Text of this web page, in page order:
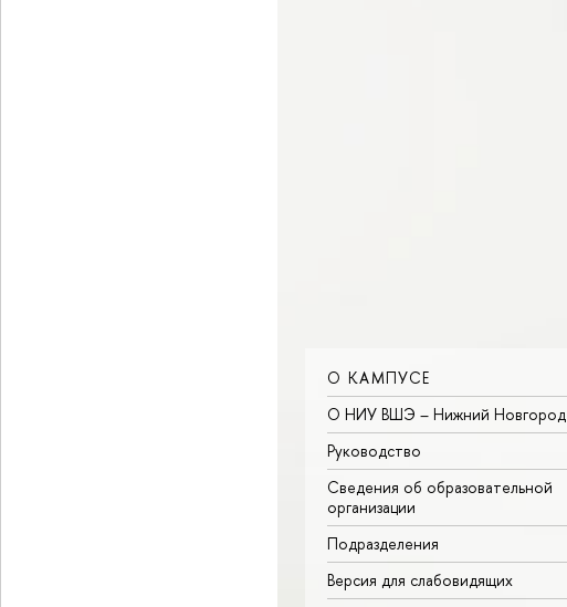
О КАМПУСЕ
О НИУ ВШЭ – Нижний Новгород
Руководство
Сведения об образовательной
организации
Подразделения
Версия для слабовидящих